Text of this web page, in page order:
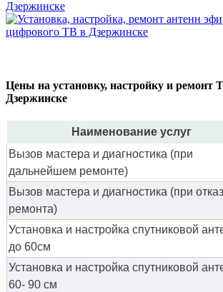
Цены на установку, настройку и ремонт
Дзержинске
Наименование услуг
Вызов мастера и диагностика (при
дальнейшем ремонте)
Вызов мастера и диагностика (при
ремонта)
Установка и настройка спутниковой
до 60см
Установка и настройка спутниковой
60- 90 см